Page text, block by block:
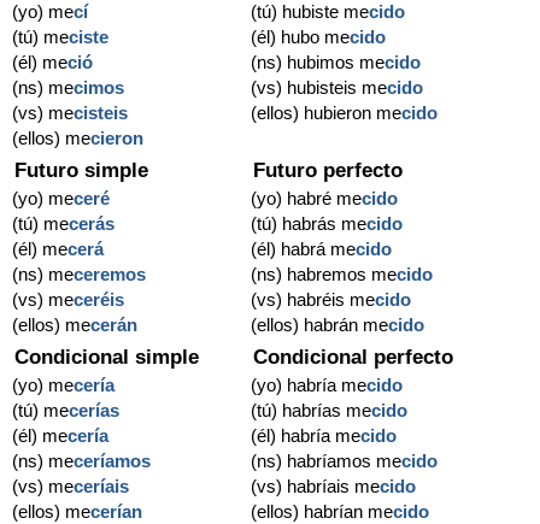
(yo) mecí
(tú) meciste
(él) meció
(ns) mecimos
(vs) mecisteis
(ellos) mecieron
(tú) hubiste mecido
(él) hubo mecido
(ns) hubimos mecido
(vs) hubisteis mecido
(ellos) hubieron mecido
Futuro simple
(yo) meceré
(tú) mecerás
(él) mecerá
(ns) meceremos
(vs) meceréis
(ellos) mecerán
Futuro perfecto
(yo) habré mecido
(tú) habrás mecido
(él) habrá mecido
(ns) habremos mecido
(vs) habréis mecido
(ellos) habrán mecido
Condicional simple
(yo) mecería
(tú) mecerías
(él) mecería
(ns) meceríamos
(vs) meceríais
(ellos) mecerían
Condicional perfecto
(yo) habría mecido
(tú) habrías mecido
(él) habría mecido
(ns) habríamos mecido
(vs) habríais mecido
(ellos) habrían mecido